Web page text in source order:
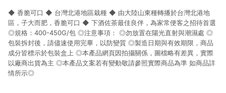
◆ 香脆可口 ◆ 台灣北港地區栽種 ◆ 由大陸山東種轉播於台灣北港地
區，子大而肥，香脆可口 ◆ 下酒佐茶最佳良伴，為家常便客之招待首選
◎規格：400-450G/包 ◎注意事項： ◎勿放置在陽光直射與潮濕處 ◎
包裝拆封後，請儘速使用完畢，以防變質 ◎製造日期與有效期限，商品
成分皆標示於包裝盒上 ◎本產品網頁因拍攝關係，圖檔略有差異，實際
以廠商出貨為主 ◎本產品文案若有變動敬請參照實際商品為準 如商品詳
情所示◎